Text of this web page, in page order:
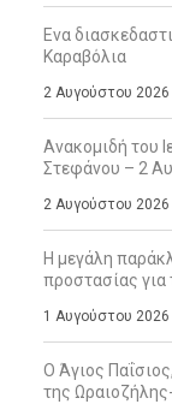
Ενα
Καραβόλια
2 Αυγούστου 2026
Ανακομιδή του
Στεφάνου – 2
2 Αυγούστου 2026
Η μεγάλη
προστασίας για
1 Αυγούστου 2026
Ο Άγιος
της